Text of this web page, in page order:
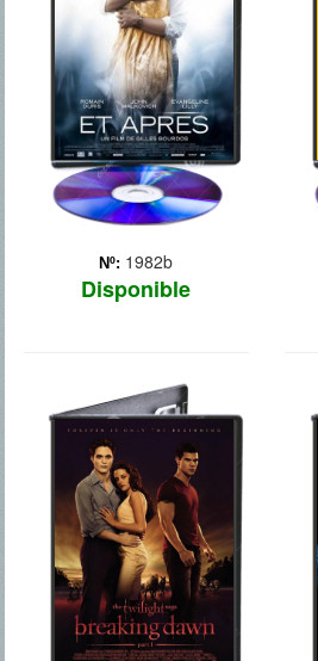
Nº: 1982b
Disponible
AMANECER:
SAGA CREPUSCULO